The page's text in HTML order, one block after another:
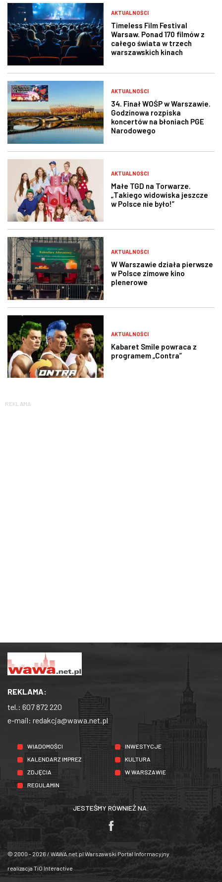
AKTUALNOŚCI
Timeless Film Festival
Warsaw. Ponad 170 filmów z
całego świata w trzech
warszawskich kinach
AKTUALNOŚCI
34. Finał WOŚP w Warszawie.
Godzinowa rozpiska
koncertów na błoniach PGE
Narodowego
AKTUALNOŚCI
Małe TGD na Torwarze.
„Takiego widowiska jeszcze
w Polsce nie było!”
AKTUALNOŚCI
W Warszawie działa pierwsze
w Polsce zimowe kino
plenerowe
AKTUALNOŚCI
Kabaret Smile powraca z
programem „Contra”
REKLAMA
REKLAMA:
tel.: 607 872 220
e-mail: redakcja@wawa.net.pl
WIADOMOŚCI
INWESTYCJE
KALENDARZ IMPREZ
KULTURA
ZDJĘCIA
W WARSZAWIE
REGULAMIN
JESTEŚMY RÓWNIEŻ NA:
© 2000 - 2026 / WAWA.net.pl Warszawski Portal Informacyjny
realizacja TiO Interactive